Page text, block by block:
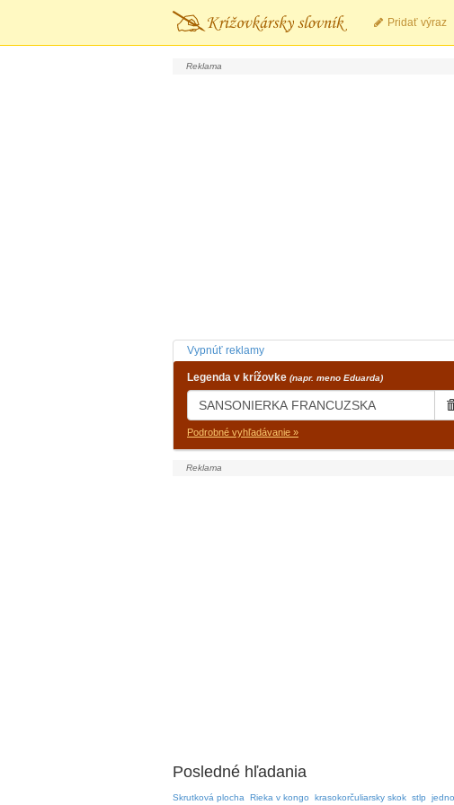
Pridať výraz
Vypnúť reklamy
Legenda v krížovke (napr. meno Eduarda)
Podrobné vyhľadávanie »
Posledné hľadania
Skrutková plocha Rieka v kongo krasokorčuliarsky skok stlp